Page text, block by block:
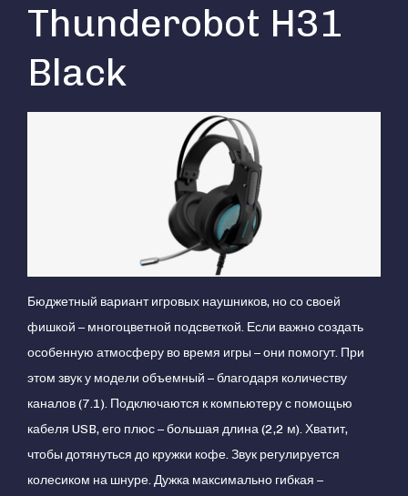
Thunderobot H31
Black
Бюджетный вариант игровых наушников, но со своей
фишкой – многоцветной подсветкой. Если важно создать
особенную атмосферу во время игры – они помогут. При
этом звук у модели объемный – благодаря количеству
каналов (7.1). Подключаются к компьютеру с помощью
кабеля USB, его плюс – большая длина (2,2 м). Хватит,
чтобы дотянуться до кружки кофе. Звук регулируется
колесиком на шнуре. Дужка максимально гибкая –